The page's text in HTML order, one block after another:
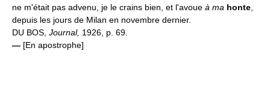
ne m'était pas advenu, je le crains bien, et l'avoue à ma honte
depuis les jours de Milan en novembre dernier.
DU BOS, Journal, 1926, p. 69.
— [En apostrophe]